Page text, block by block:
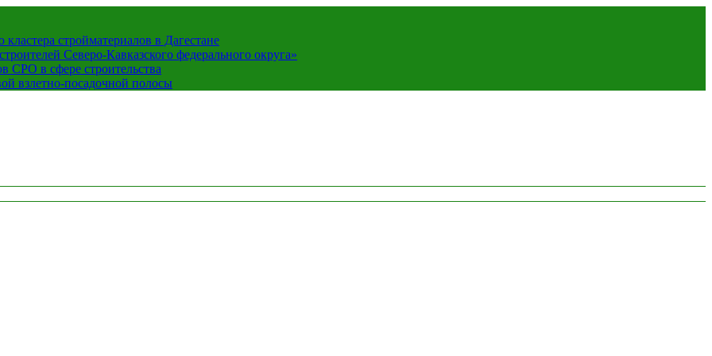
стройматериалов в Дагестане
Северо-Кавказского федерального округа»
СРО в сфере строительства
взлетно-посадочной полосы